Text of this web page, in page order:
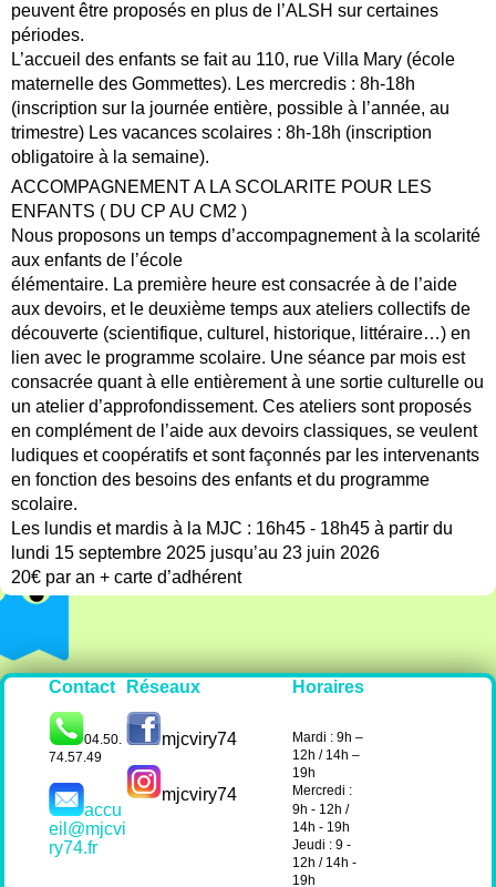
peuvent être proposés en plus de l’ALSH sur certaines
périodes.
L’accueil des enfants se fait au 110, rue Villa Mary (école
maternelle des Gommettes). Les mercredis : 8h-18h
(inscription sur la journée entière, possible à l’année, au
trimestre) Les vacances scolaires : 8h-18h (inscription
obligatoire à la semaine).
ACCOMPAGNEMENT A LA SCOLARITE POUR LES
ENFANTS ( DU CP AU CM2 )
Nous proposons un temps d’accompagnement à la scolarité
aux enfants de l’école
élémentaire. La première heure est consacrée à de l’aide
aux devoirs, et le deuxième temps aux ateliers collectifs de
découverte (scientifique, culturel, historique, littéraire…) en
lien avec le programme scolaire. Une séance par mois est
consacrée quant à elle entièrement à une sortie culturelle ou
un atelier d’approfondissement. Ces ateliers sont proposés
en complément de l’aide aux devoirs classiques, se veulent
ludiques et coopératifs et sont façonnés par les intervenants
en fonction des besoins des enfants et du programme
scolaire.
Les lundis et mardis à la MJC : 16h45 - 18h45 à partir du
lundi 15 septembre 2025 jusqu’au 23 juin 2026
20€ par an + carte d’adhérent
Contact
04.50.
74.57.49
accu
eil@mjcvi
ry74.fr
Réseaux
mjcviry74
mjcviry74
Horaires
Mardi : 9h –
12h / 14h –
19h
Mercredi :
9h - 12h /
14h - 19h
Jeudi : 9 -
12h / 14h -
19h